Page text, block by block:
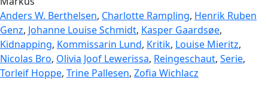
Anders W. Berthelsen, Charlotte Rampling, Henrik Ruben
Genz, Johanne Louise Schmidt, Kasper Gaardsøe,
Kidnapping, Kommissarin Lund, Kritik, Louise Mieritz,
Nicolas Bro, Olivia Joof Lewerissa, Reingeschaut, Serie,
Torleif Hoppe, Trine Pallesen, Zofia Wichlacz